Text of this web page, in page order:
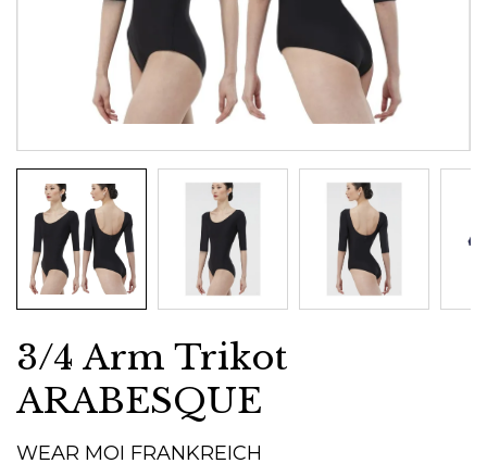
3/4 Arm Trikot
ARABESQUE
WEAR MOI FRANKREICH